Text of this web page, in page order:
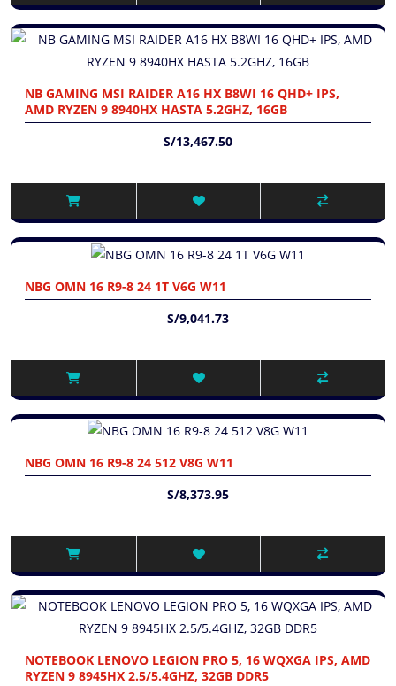
NB GAMING MSI RAIDER A16 HX B8WI 16 QHD+ IPS,
AMD RYZEN 9 8940HX HASTA 5.2GHZ, 16GB
S/13,467.50
NBG OMN 16 R9-8 24 1T V6G W11
S/9,041.73
NBG OMN 16 R9-8 24 512 V8G W11
S/8,373.95
NOTEBOOK LENOVO LEGION PRO 5, 16 WQXGA IPS, AMD
RYZEN 9 8945HX 2.5/5.4GHZ, 32GB DDR5